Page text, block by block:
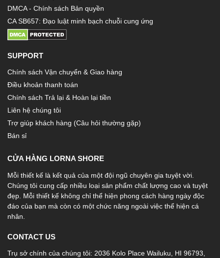
DMCA - Chính sách Bản quyền
CA SB657: Đạo luật minh bạch chuỗi cung ứng
SUPPORT
Chính sách Vận chuyển & Giao hàng
Điều khoản thanh toán
Chính sách Trả lại & Hoàn lại tiền
Liên hệ chúng tôi
Trợ giúp khách hàng (Câu hỏi thường gặp)
Bán sỉ
CỬA HÀNG LORNA SHORE
Mỗi thiết kế là kết quả của một đội ngũ chuyên gia tuyệt vời.
Chúng tôi cung cấp nhiều loại sản phẩm chất lượng cao và tuyệt
đẹp. Mỗi thiết kế không chỉ thể hiện phong cách hàng ngày độc
đáo của bạn mà còn có một chức năng ngoài việc thể hiện cá
nhân.
CONTACT US
Trụ sở chính của chúng tôi: 2036 Kolo Place Wailuku, HI 96793,